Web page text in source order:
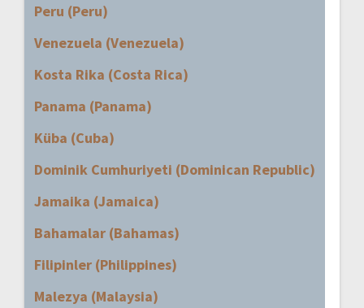
Peru (Peru)
Venezuela (Venezuela)
Kosta Rika (Costa Rica)
Panama (Panama)
Küba (Cuba)
Dominik Cumhuriyeti (Dominican Republic)
Jamaika (Jamaica)
Bahamalar (Bahamas)
Filipinler (Philippines)
Malezya (Malaysia)